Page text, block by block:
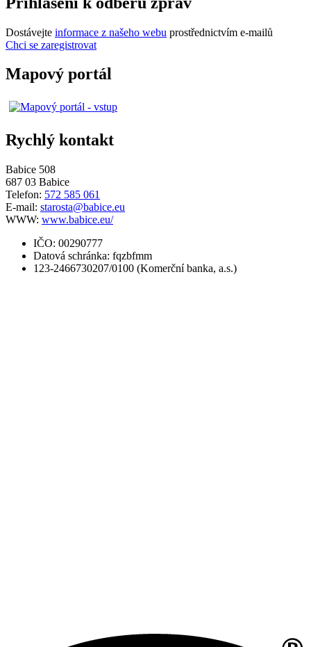
Dostávejte informace z našeho webu prostřednictvím e-mailů
Chci se zaregistrovat
Mapový portál
Rychlý kontakt
Babice 508
687 03 Babice
Telefon: 572 585 061
E-mail: starosta@babice.eu
WWW: www.babice.eu/
IČO: 00290777
Datová schránka: fqzbfmm
123-2466730207/0100 (Komerční banka, a.s.)